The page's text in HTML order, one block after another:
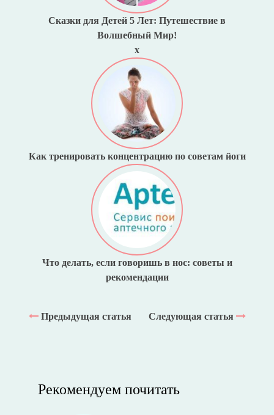
Сказки для Детей 5 Лет: Путешествие в
Волшебный Мир!
x
Как тренировать концентрацию по советам йоги
Что делать, если говоришь в нос: советы и
рекомендации
Предыдущая статья Следующая статья
Рекомендуем почитать